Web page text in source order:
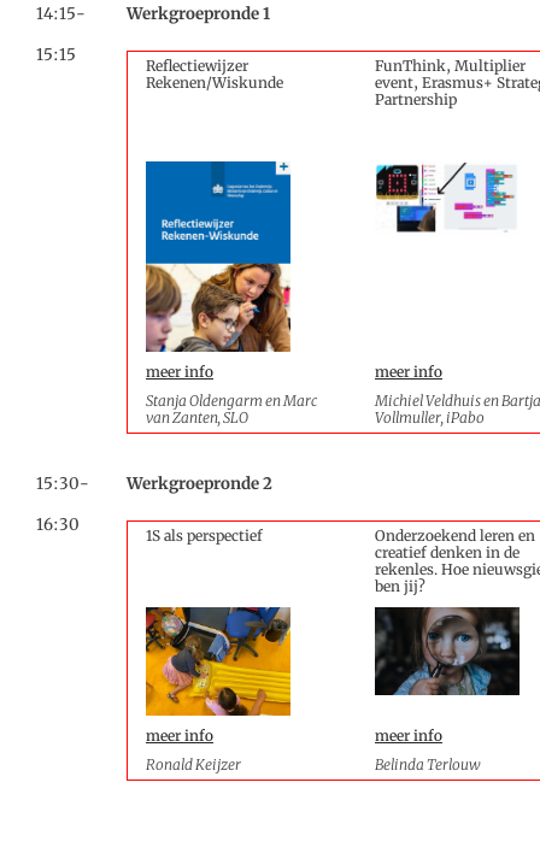
14:15-
15:15
Werkgroepronde 1
Reflectiewijzer
Rekenen/Wiskunde
FunThink, Multiplier
event, Erasmus+
Partnership
meer info
meer info
Stanja Oldengarm en Marc
van Zanten, SLO
Michiel Veldhuis en
Vollmuller, iPabo
15:30-
16:30
Werkgroepronde 2
1S als perspectief
Onderzoekend leren en
creatief denken in de
rekenles. Hoe
ben jij?
meer info
meer info
Ronald Keijzer
Belinda Terlouw